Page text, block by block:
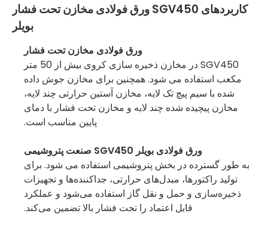
کاربردهای SGV450 ورق فولادی مخازن تحت فشار
بویلر
ورق فولادی مخازن تحت فشار
SGV450 در مخازن ذخیره سازی کروی بیش از 50 متر
مکعب استفاده می شود. همچنین برای مخازن جوش داده
شده با سیم پیچ تک لایه، مخازن آستین حرارتی چند لایه،
مخازن پیچیده شده چند لایه و مخازن تحت فشار با دمای
پایین مناسب است.
ورق فولادی بویلر SGV450 صنعت پتروشیمی
به طور گسترده در بخش پتروشیمی استفاده می شود. برای
تولید راکتورها، مبدل‌های حرارتی، جداکننده‌ها و تجهیزات
ذخیره‌سازی و حمل و نقل گاز استفاده می‌شود و عملکرد
قابل اعتماد را تحت فشار بالا تضمین می‌کند.